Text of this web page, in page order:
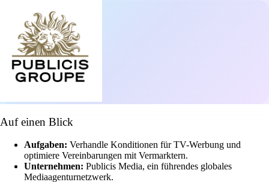
Auf einen Blick
Aufgaben: Verhandle Konditionen für TV-Werbung und
optimiere Vereinbarungen mit Vermarktern.
Unternehmen: Publicis Media, ein führendes globales
Mediaagenturnetzwerk.